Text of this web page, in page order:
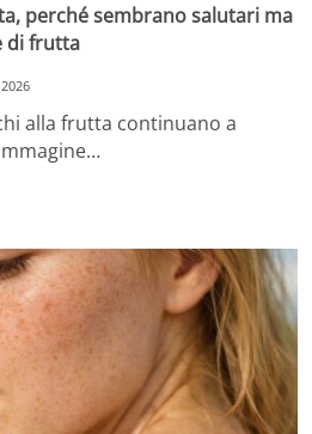
perché sembrano salutari ma
di frutta
alla frutta continuano a